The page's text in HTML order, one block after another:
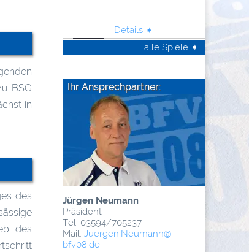
➧ Details ➧
alle Spiele ➧
Ihr Ansprechpartner:
Jürgen Neumann
Präsident
Tel: 03594/705237
Mail: Juergen.Neumann@­
bfv08.de
BSG
in
des
des